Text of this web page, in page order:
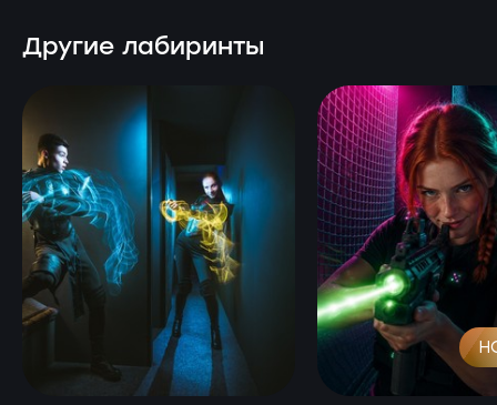
Другие лабиринты